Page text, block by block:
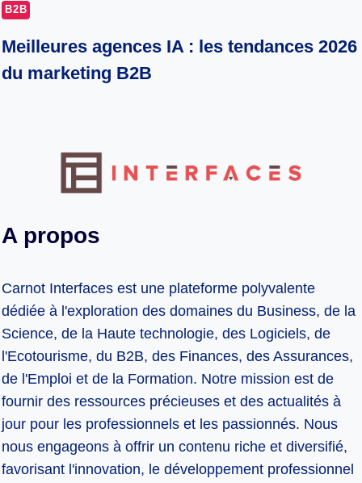
B2B
Meilleures agences IA : les tendances 2026
du marketing B2B
A propos
Carnot Interfaces est une plateforme polyvalente
dédiée à l'exploration des domaines du Business, de la
Science, de la Haute technologie, des Logiciels, de
l'Ecotourisme, du B2B, des Finances, des Assurances,
de l'Emploi et de la Formation. Notre mission est de
fournir des ressources précieuses et des actualités à
jour pour les professionnels et les passionnés. Nous
nous engageons à offrir un contenu riche et diversifié,
favorisant l'innovation, le développement professionnel